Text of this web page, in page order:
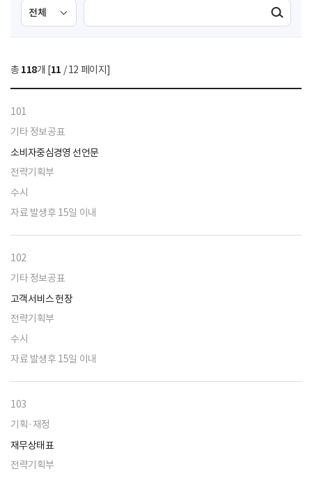
검
색
선
택
색
검색실행
총 118개 [11 / 12 페이지]
101
기타 정보공표
소비자중심경영 선언문
전략기획부
수시
자료 발생후 15일 이내
102
기타 정보공표
고객서비스 헌장
전략기획부
수시
자료 발생후 15일 이내
103
기획·재정
재무상태표
전략기획부